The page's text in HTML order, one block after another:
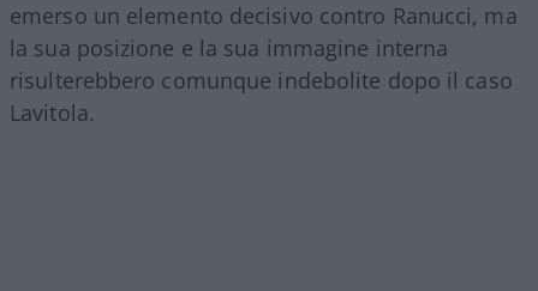
emerso un elemento decisivo contro Ranucci, ma
la sua posizione e la sua immagine interna
risulterebbero comunque indebolite dopo il caso
Lavitola.